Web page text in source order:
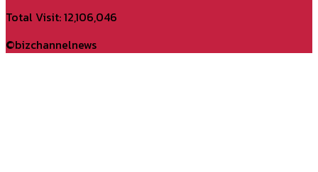
YouTube
Total Visit: 12,106,046
©bizchannelnews